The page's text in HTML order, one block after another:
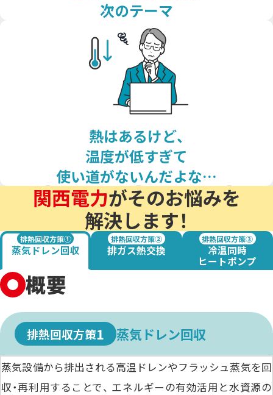
その他の採用事例を見る
おまかSave-Air
株式会社エイチ・ツー・オー
商業開発
その他の採用事例を見る
株式会社 ニチレイ
ロジグループ本社
安否確認システム
地方独立行政法人
市立吹田市民病院
次のテーマ
熱はあるけど、
温度が低すぎて
使い道がないんだよな…
関西電力がそのお悩みを
解決します！
排熱回収方策①
蒸気ドレン回収
排熱回収方策②
排ガス熱交換
排熱回収方策③
冷温同時
ヒートポンプ
概要
排熱回収方策1 蒸気ドレン回収
蒸気設備から排出される高温ドレンやフラッシュ蒸気を回
収・再利用することで、 エネルギーの有効活用 と水資源の